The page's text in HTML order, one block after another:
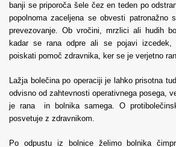
banji se priporoča šele čez en teden po
popolnoma zaceljena se obvesti patronažno
prevezovanje. Ob vročini, mrzlici ali hudih
kadar se rana odpre ali se pojavi izcedek,
poiskati pomoč zdravnika, ker se je verjetno
Lažja bolečina po operaciji je lahko prisotna
odvisno od zahtevnosti operativnega posega,
je rana in bolnika samega. O
posvetuje z zdravnikom.
Po odpustu iz bolnice želimo bolnika